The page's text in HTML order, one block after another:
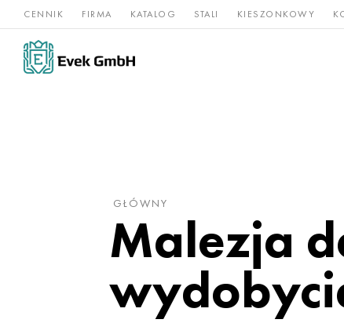
CENNIK FIRMA KATALOG STALI KIESZONKOWY
Stopy
niklu
Stal
GŁÓWNY
Malezja